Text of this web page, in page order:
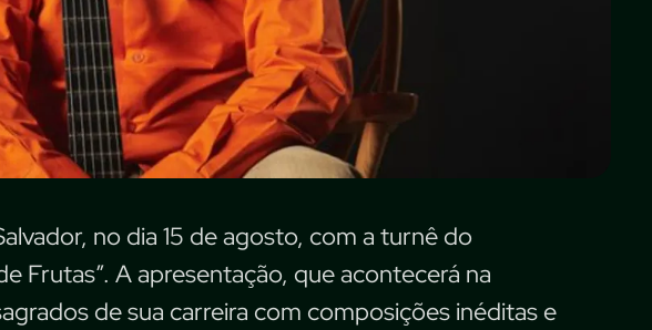
no dia 15 de agosto, com a turnê do
Frutas”. A apresentação, que acontecerá na
de sua carreira com composições inéditas e